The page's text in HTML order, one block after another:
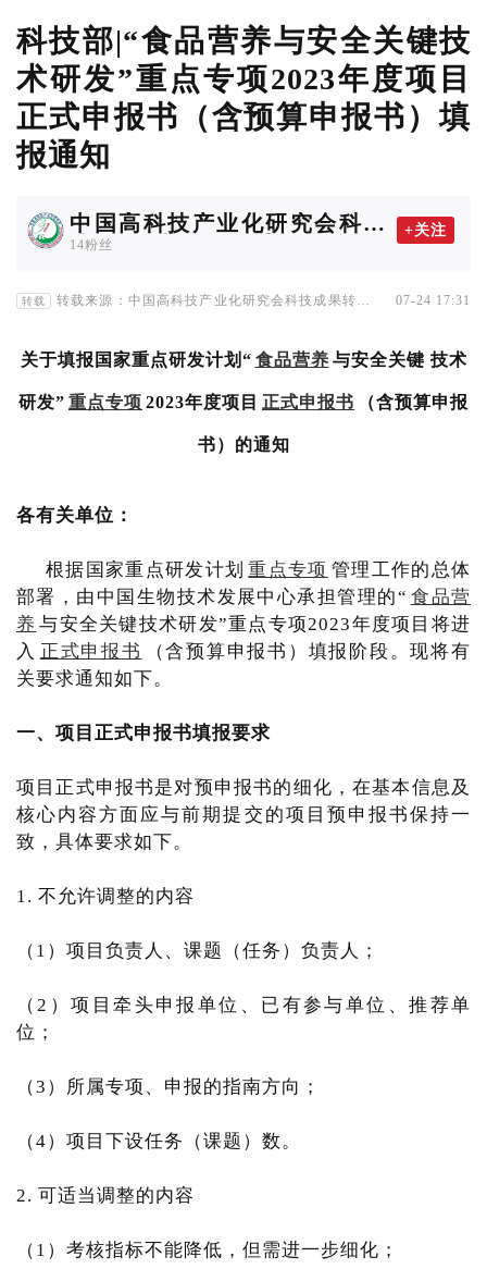
科技部|“食品营养与安全关键技
术研发”重点专项2023年度项目
正式申报书（含预算申报书）填
报通知
中国高科技产业化研究会科技
成果转化协作工作委员会
14粉丝
+关注
转载
转载来源：中国高科技产业化研究会科技成果转化协
07-24 17:31
关于填报国家重点研发计划“ 食品营养 与安全关键 技术
研发” 重点专项 2023年度项目 正式申报书 （含预算申报
书）的通知
各有关单位：
根据国家重点研发计划 重点专项 管理工作的总体
部署，由中国生物技术发展中心承担管理的“ 食品营
养 与安全关键技术研发”重点专项2023年度项目将进
入 正式申报书
（含预算申报书）填报阶段。现将有
关要求通知如下。
一、项目正式申报书填报要求
项目正式申报书是对预申报书的细化，在基本信息及
核心内容方面应与前期提交的项目预申报书保持一
致，具体要求如下。
1. 不允许调整的内容
（1）项目负责人、课题（任务）负责人；
（2）项目牵头申报单位、已有参与单位、推荐单
位；
（3）所属专项、申报的指南方向；
（4）项目下设任务（课题）数。
2. 可适当调整的内容
（1）考核指标不能降低，但需进一步细化；